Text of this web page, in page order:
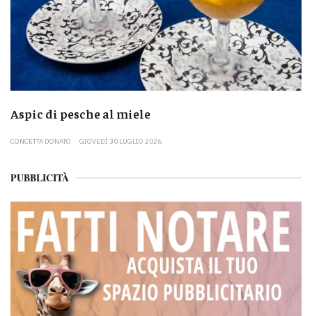
Aspic di pesche al miele
CONCETTA DONATO GIOVEDÌ 30 LUGLIO 2026
PUBBLICITÀ